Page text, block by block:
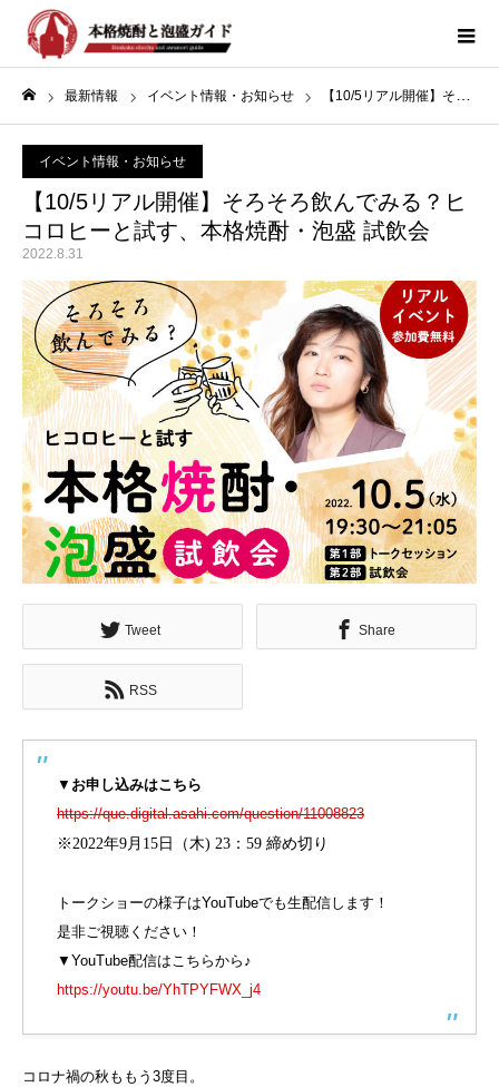
最新情報 イベント情報・お知らせ 【10/5リアル開催】そろそろ飲んでみる？ヒコロヒーと試す、本格焼酎・泡盛 試飲会
イベント情報・お知らせ
【10/5リアル開催】そろそろ飲んでみる？ヒ
コロヒーと試す、本格焼酎・泡盛 試飲会
2022.8.31
Tweet Share
RSS
▼ お申し込みはこちら
https://que.digital.asahi.com/question/11008823
※2022年9月 15 日（木) 23 ： 59 締め切り
トークショーの様子はYouTubeでも生配信します！
是非ご視聴ください！
▼YouTube配信はこちらから♪
https://youtu.be/YhTPYFWX_j4
コロナ禍の秋ももう3度目。